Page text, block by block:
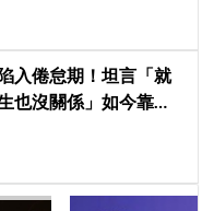
入倦怠期！坦言「就
也沒關係」如今靠